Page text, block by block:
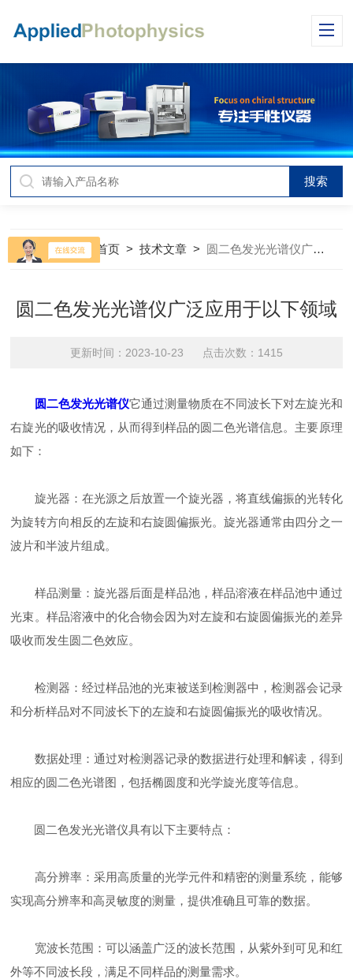
当前位置： 首页 >技术文章 > 圆二色发光光谱仪广泛应用于以下领域
圆二色发光光谱仪广泛应用于以下领域
更新时间：2023-10-23 点击次数：1415
圆二色发光光谱仪它通过测量物质在不同波长下对左旋光和
右旋光的吸收情况，从而得到样品的圆二色光谱信息。主要原理
如下：
旋光器：在光源之后放置一个旋光器，将直线偏振的光转化
为旋转方向相反的左旋和右旋圆偏振光。旋光器通常由四分之一
波片和半波片组成。
样品测量：旋光器后面是样品池，样品溶液在样品池中通过
光束。样品溶液中的化合物会因为对左旋和右旋圆偏振光的差异
吸收而发生圆二色效应。
检测器：经过样品池的光束被送到检测器中，检测器会记录
和分析样品对不同波长下的左旋和右旋圆偏振光的吸收情况。
数据处理：通过对检测器记录的数据进行处理和解读，得到
相应的圆二色光谱图，包括椭圆度和光学旋光度等信息。
圆二色发光光谱仪具有以下主要特点：
高分辨率：采用高质量的光学元件和精密的测量系统，能够
实现高分辨率和高灵敏度的测量，提供准确且可靠的数据。
宽波长范围：可以涵盖广泛的波长范围，从紫外到可见和红
外等不同波长段，满足不同样品的测量需求。